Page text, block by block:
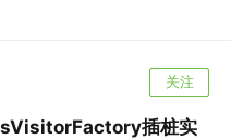
关注
插桩实